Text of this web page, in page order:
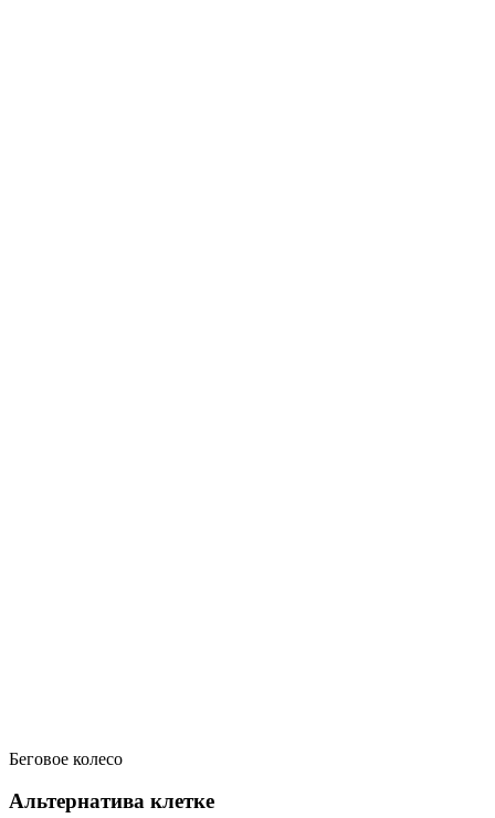
Беговое колесо
Альтернатива клетке